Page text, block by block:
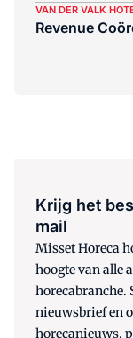
VAN DER VALK
Revenue
Krijg het
mail
Misset Horeca
hoogte van alle
horecabranche.
nieuwsbrief en
horecanieuws,